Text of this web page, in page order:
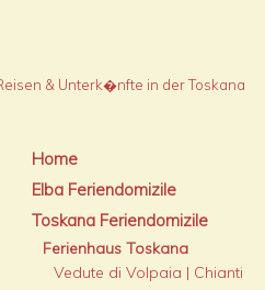
Home
Elba Feriendomizile
Toskana Feriendomizile
Ferienhaus Toskana
Vedute di Volpaia | Chianti